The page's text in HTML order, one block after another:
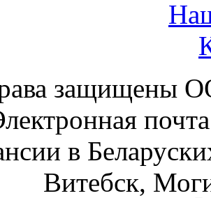
в
Витебск,